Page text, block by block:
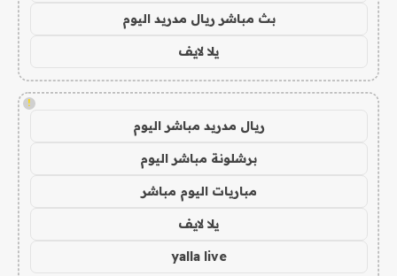
بث مباشر ريال مدريد اليوم
يلا لايف
!
ريال مدريد مباشر اليوم
برشلونة مباشر اليوم
مباريات اليوم مباشر
يلا لايف
yalla live